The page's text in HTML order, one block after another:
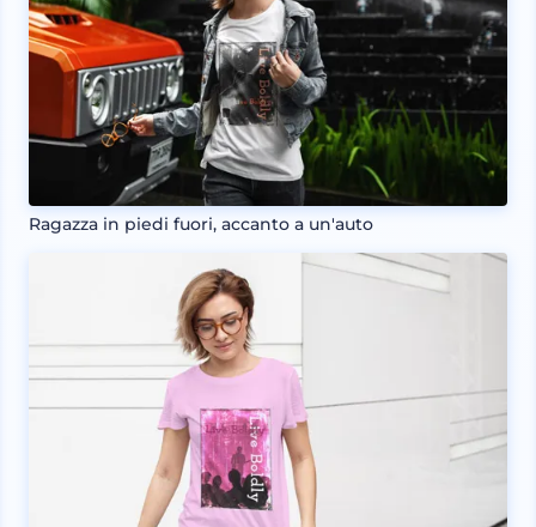
Ragazza in piedi fuori, accanto a un'auto